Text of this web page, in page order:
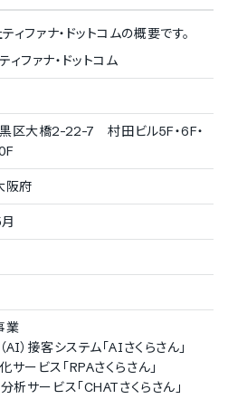
ィファナ・ドットコムの概要です。
ファナ・ドットコム
区大橋2-22-7 村田ビル5F・6F・
阪府
業
）接客システム「AIさくらさん」
サービス「RPAさくらさん」
析サービス「CHATさくらさん」